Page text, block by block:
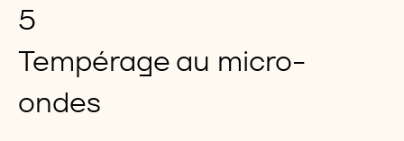
5
Tempérage au micro-
ondes